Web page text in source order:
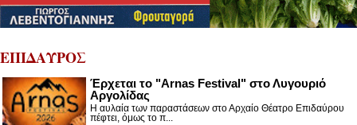
ΕΠΙΔΑΥΡΟΣ
Έρχεται το "Arnas Festival" στο Λυγουριό
Αργολίδας
Η αυλαία των παραστάσεων στο Αρχαίο Θέατρο Επιδαύρου
πέφτει, όμως το π...